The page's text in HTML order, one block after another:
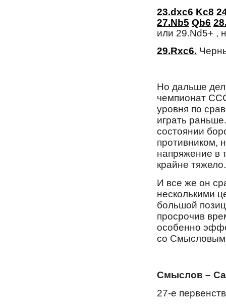
23.dxc6 Kc8
27.Nb5 Qb6
или 29.Nd5+ ,
29.Rxc6.
Но дальше
чемпионат
уровня по
играть
состоянии
противником,
напряжение в
крайне тяжело.
И все же он
несколькими
большой
просрочив
особенно
со Смысловым
Смыслов –
27-е